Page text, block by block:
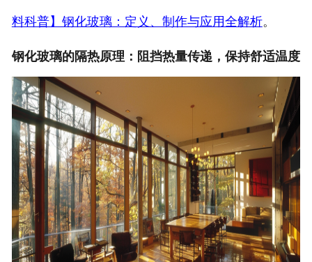
料科普】钢化玻璃：定义、制作与应用全解析。
钢化玻璃的隔热原理：阻挡热量传递，保持舒适温度